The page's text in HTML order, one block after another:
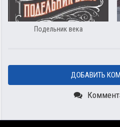
Подельник века
ДОБАВИТЬ